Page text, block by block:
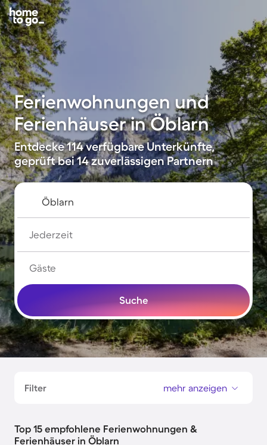
Ferienwohnungen und
Ferienhäuser in Öblarn
Entdecke 114 verfügbare Unterkünfte,
geprüft bei 14 zuverlässigen Partnern
Jederzeit
Gäste
Suche
Filter mehr anzeigen
Top 15 empfohlene Ferienwohnungen &
Ferienhäuser in Öblarn